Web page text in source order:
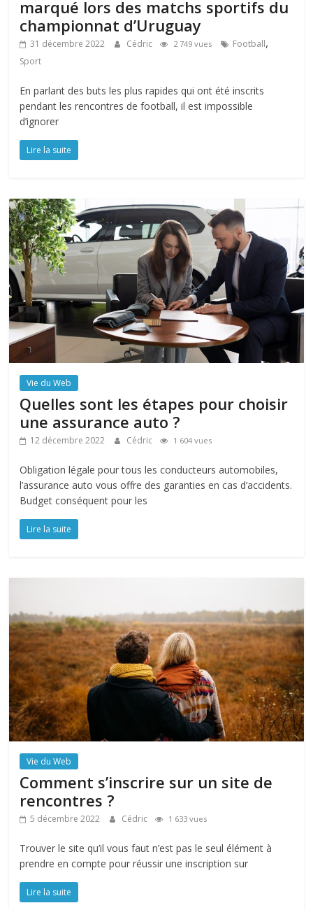
marqué lors des matchs sportifs du
championnat d’Uruguay
31 décembre 2022 Cédric 2 749 vues Football,
Sport
En parlant des buts les plus rapides qui ont été inscrits
pendant les rencontres de football, il est impossible
d’ignorer
Lire la suite
Vie du Web
Quelles sont les étapes pour choisir
une assurance auto ?
12 décembre 2022 Cédric 1 604 vues
Obligation légale pour tous les conducteurs automobiles,
l’assurance auto vous offre des garanties en cas d’accidents.
Budget conséquent pour les
Lire la suite
Vie du Web
Comment s’inscrire sur un site de
rencontres ?
5 décembre 2022 Cédric 1 633 vues
Trouver le site qu’il vous faut n’est pas le seul élément à
prendre en compte pour réussir une inscription sur
Lire la suite